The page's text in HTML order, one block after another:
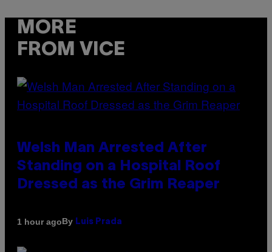
MORE
FROM VICE
Welsh Man Arrested After
Standing on a Hospital Roof
Dressed as the Grim Reaper
1 hour agoBy Luis Prada